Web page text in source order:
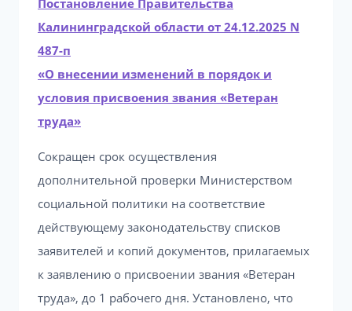
Постановление Правительства
Калининградской области от 24.12.2025 N
487-п
«О внесении изменений в порядок и
условия присвоения звания «Ветеран
труда»
Сокращен срок осуществления
дополнительной проверки Министерством
социальной политики на соответствие
действующему законодательству списков
заявителей и копий документов, прилагаемых
к заявлению о присвоении звания «Ветеран
труда», до 1 рабочего дня. Установлено, что